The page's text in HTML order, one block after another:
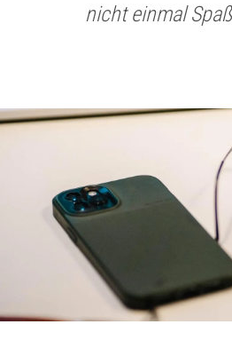
nicht einmal